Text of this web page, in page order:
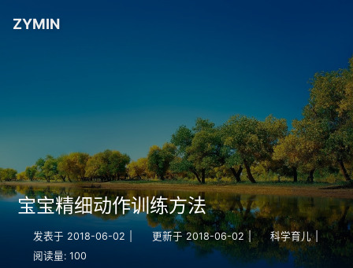
ZYMIN
宝宝精细动作训练方法
发表于 2018-06-02 更新于 2018-06-02 | 科学育儿
阅读量: 100